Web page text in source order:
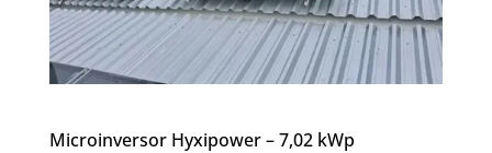
Microinversor Hyxipower – 7,02 kWp